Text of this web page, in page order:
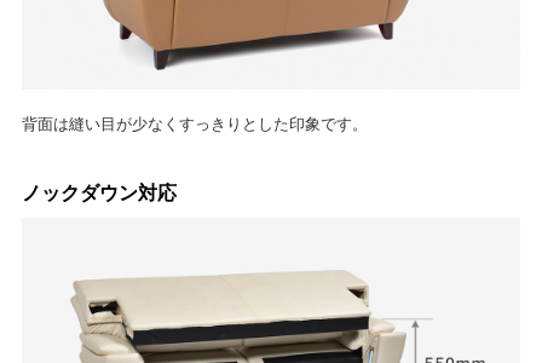
背面は縫い目が少なくすっきりとした印象です。
ノックダウン対応